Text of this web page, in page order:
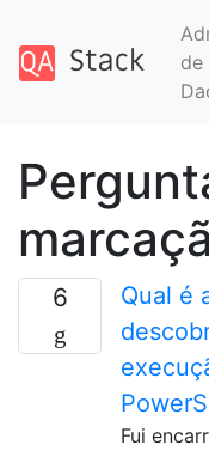
de
6
Qual é
Fui